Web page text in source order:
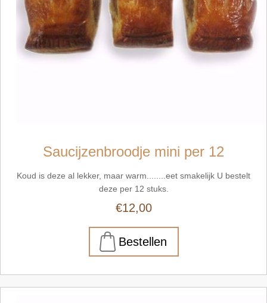
Saucijzenbroodje mini per 12
Koud is deze al lekker, maar warm........eet smakelijk U bestelt
deze per 12 stuks.
€12,00